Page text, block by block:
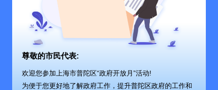
尊敬的市民代表:
欢迎您参加上海市普陀区“政府开放月”活动!
为便于您更好地了解政府工作，提升普陀区政府的工作和